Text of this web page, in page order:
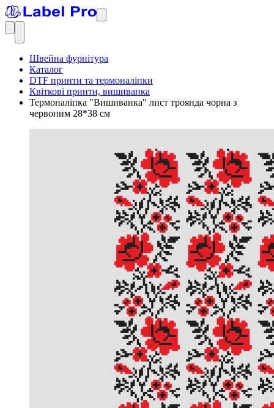
Швейна фурнітура
Каталог
DTF принти та термоналіпки
Квіткові принти, вишиванка
Термоналіпка "Вишиванка" лист троянда чорна з
червоним 28*38 см